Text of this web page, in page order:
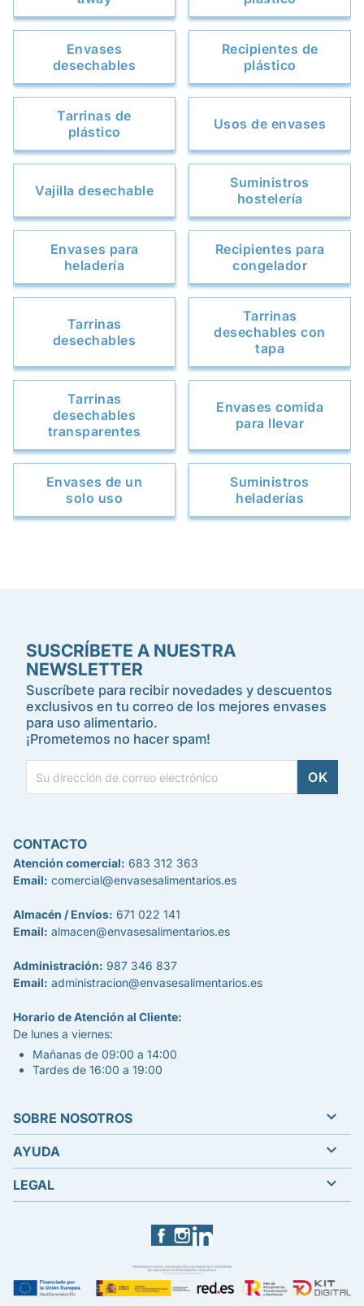
Envases
desechables
Recipientes de
plástico
Tarrinas de
plástico
Usos de envases
Vajilla desechable
Suministros
hostelería
Envases para
heladería
Recipientes para
congelador
Tarrinas
desechables
Tarrinas
desechables con
tapa
Tarrinas
desechables
transparentes
Envases comida
para llevar
Envases de un
solo uso
Suministros
heladerías
SUSCRÍBETE A NUESTRA
NEWSLETTER
Suscríbete para recibir novedades y descuentos
exclusivos en tu correo de los mejores envases
para uso alimentario.
¡Prometemos no hacer spam!
Facebook
CONTACTO
Atención comercial: 683 312 363
Email: comercial@envasesalimentarios.es
Almacén / Envíos: 671 022 141
Email: almacen@envasesalimentarios.es
Administración: 987 346 837
Email: administracion@envasesalimentarios.es
Horario de Atención al Cliente:
De lunes a viernes:
Mañanas de 09:00 a 14:00
Tardes de 16:00 a 19:00
SOBRE NOSOTROS 
AYUDA 
LEGAL 